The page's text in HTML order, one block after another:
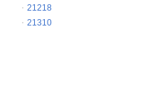
21218
21310